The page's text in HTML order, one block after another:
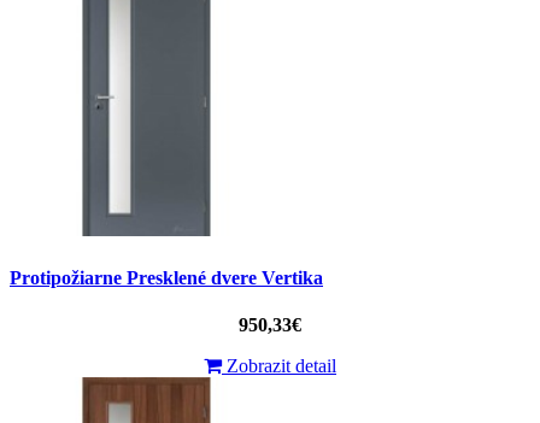
Protipožiarne Presklené dvere Vertika
950,33€
Zobrazit detail